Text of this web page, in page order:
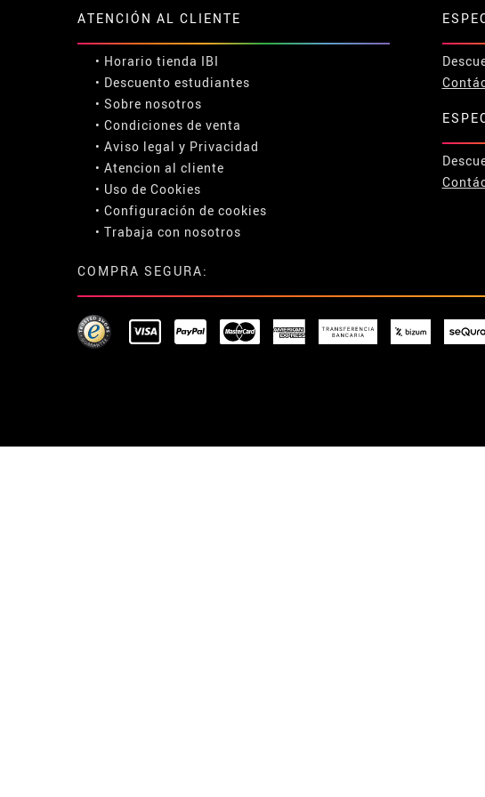
ATENCIÓN AL CLIENTE
• Horario tienda IBI
• Descuento estudiantes
• Sobre nosotros
• Condiciones de venta
• Aviso legal y Privacidad
• Atencion al cliente
• Uso de Cookies
• Configuración de cookies
• Trabaja con nosotros
COMPRA SEGURA: